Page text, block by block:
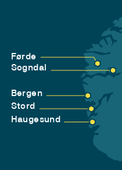
Førde
Sogndal
Bergen
Stord
Haugesund